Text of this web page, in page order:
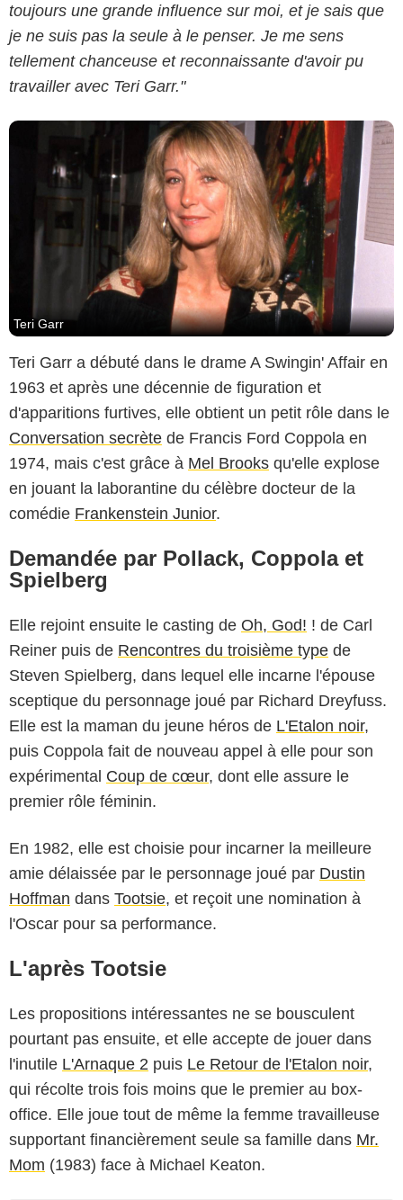
toujours une grande influence sur moi, et je sais que
je ne suis pas la seule à le penser. Je me sens
tellement chanceuse et reconnaissante d'avoir pu
travailler avec Teri Garr."
Teri Garr
Teri Garr a débuté dans le drame A Swingin' Affair en
1963 et après une décennie de figuration et
d'apparitions furtives, elle obtient un petit rôle dans le
Conversation secrète de Francis Ford Coppola en
1974, mais c'est grâce à Mel Brooks qu'elle explose
en jouant la laborantine du célèbre docteur de la
comédie Frankenstein Junior.
Demandée par Pollack, Coppola et
Spielberg
Elle rejoint ensuite le casting de Oh, God! ! de Carl
Reiner puis de Rencontres du troisième type de
Steven Spielberg, dans lequel elle incarne l'épouse
sceptique du personnage joué par Richard Dreyfuss.
Elle est la maman du jeune héros de L'Etalon noir,
puis Coppola fait de nouveau appel à elle pour son
expérimental Coup de cœur, dont elle assure le
premier rôle féminin.
En 1982, elle est choisie pour incarner la meilleure
amie délaissée par le personnage joué par Dustin
Hoffman dans Tootsie, et reçoit une nomination à
l'Oscar pour sa performance.
L'après Tootsie
Les propositions intéressantes ne se bousculent
pourtant pas ensuite, et elle accepte de jouer dans
l'inutile L'Arnaque 2 puis Le Retour de l'Etalon noir,
qui récolte trois fois moins que le premier au box-
office. Elle joue tout de même la femme travailleuse
supportant financièrement seule sa famille dans Mr.
Mom (1983) face à Michael Keaton.